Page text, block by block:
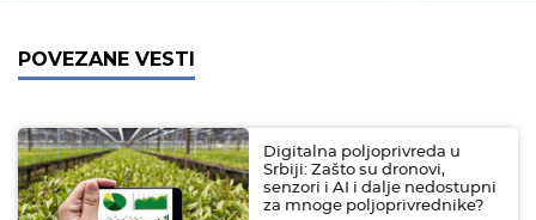
POVEZANE VESTI
Digitalna poljoprivreda u
Srbiji: Zašto su dronovi,
senzori i AI i dalje nedostupni
za mnoge poljoprivrednike?